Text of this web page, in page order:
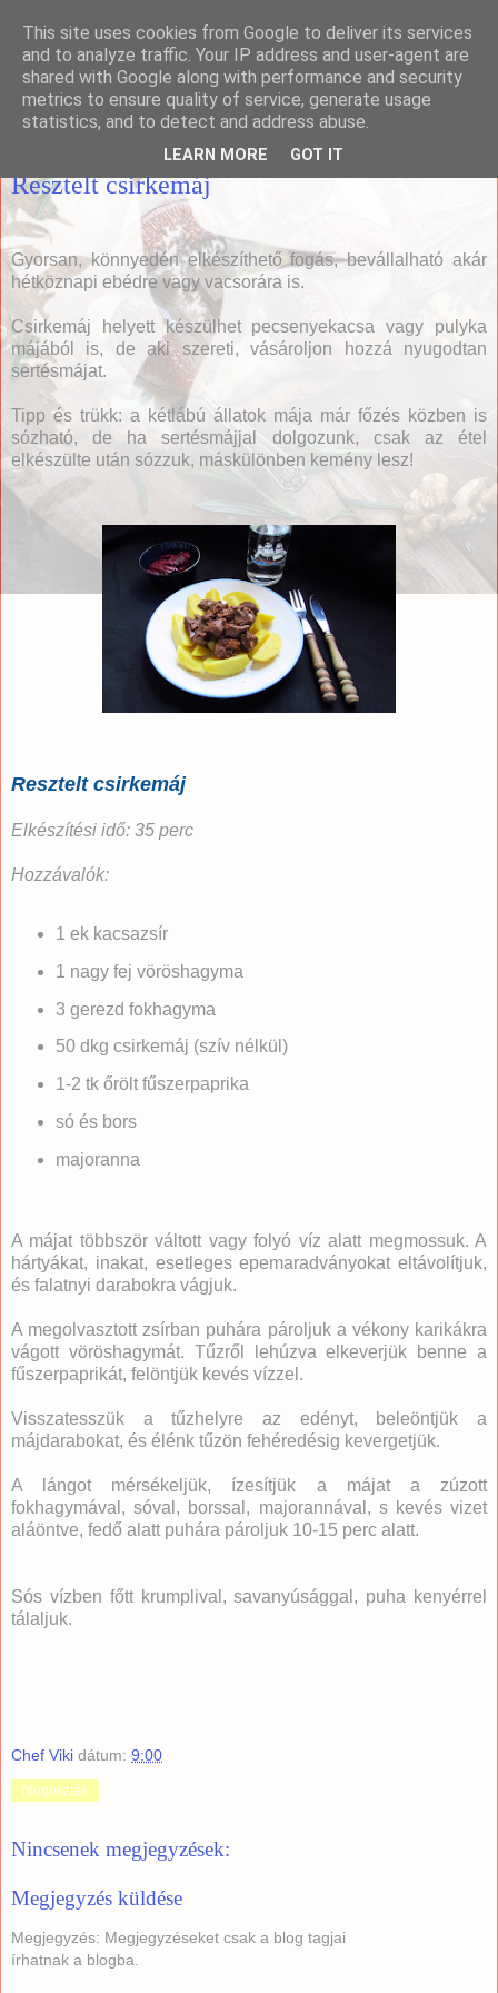
Házias konyha
Resztelt csirkemáj
Gyorsan, könnyedén elkészíthető fogás, bevállalható akár
hétköznapi ebédre vagy vacsorára is.
Csirkemáj helyett készülhet pecsenyekacsa vagy pulyka
májából is, de aki szereti, vásároljon hozzá nyugodtan
sertésmájat.
Tipp és trükk: a kétlábú állatok mája már főzés közben is
sózható, de ha sertésmájjal dolgozunk, csak az étel
elkészülte után sózzuk, máskülönben kemény lesz!
Resztelt csirkemáj
Elkészítési idő: 35 perc
Hozzávalók:
1 ek kacsazsír
1 nagy fej vöröshagyma
3 gerezd fokhagyma
50 dkg csirkemáj (szív nélkül)
1-2 tk őrölt fűszerpaprika
só és bors
majoranna
A májat többször váltott vagy folyó víz alatt megmossuk. A
hártyákat, inakat, esetleges epemaradványokat eltávolítjuk,
és falatnyi darabokra vágjuk.
A megolvasztott zsírban puhára pároljuk a vékony karikákra
vágott vöröshagymát. Tűzről lehúzva elkeverjük benne a
fűszerpaprikát, felöntjük kevés vízzel.
Visszatesszük a tűzhelyre az edényt, beleöntjük a
májdarabokat, és élénk tűzön fehéredésig kevergetjük.
A lángot mérsékeljük, ízesítjük a májat a zúzott
fokhagymával, sóval, borssal, majorannával, s kevés vizet
aláöntve, fedő alatt puhára pároljuk 10-15 perc alatt.
Sós vízben főtt krumplival, savanyúsággal, puha kenyérrel
tálaljuk.
Chef Viki dátum: 9:00
Megosztás
Nincsenek megjegyzések:
Megjegyzés küldése
Megjegyzés: Megjegyzéseket csak a blog tagjai
írhatnak a blogba.
This site uses cookies from Google to deliver its services
and to analyze traffic. Your IP address and user-agent are
shared with Google along with performance and security
metrics to ensure quality of service, generate usage
statistics, and to detect and address abuse.
LEARN MORE GOT IT